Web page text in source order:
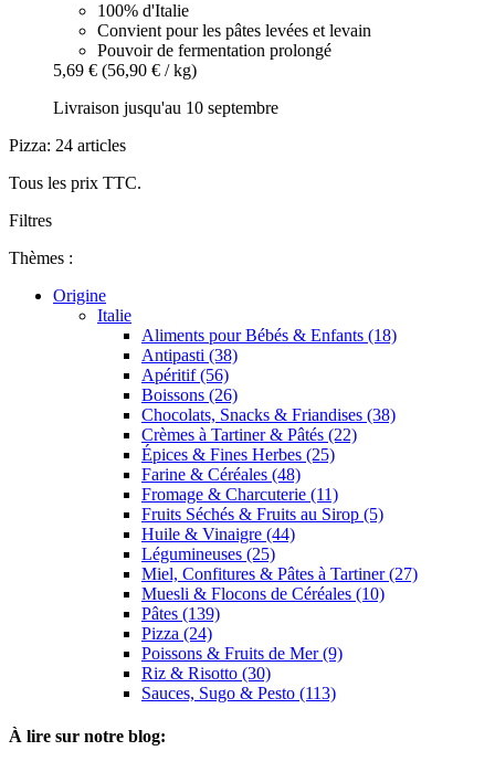
100% d'Italie
Convient pour les pâtes levées et levain
Pouvoir de fermentation prolongé
5,69 € (56,90 € / kg)
Livraison jusqu'au 10 septembre
Pizza: 24 articles
Tous les prix TTC.
Filtres
Thèmes :
Origine
Italie
Aliments pour Bébés & Enfants (18)
Antipasti (38)
Apéritif (56)
Boissons (26)
Chocolats, Snacks & Friandises (38)
Crèmes à Tartiner & Pâtés (22)
Épices & Fines Herbes (25)
Farine & Céréales (48)
Fromage & Charcuterie (11)
Fruits Séchés & Fruits au Sirop (5)
Huile & Vinaigre (44)
Légumineuses (25)
Miel, Confitures & Pâtes à Tartiner (27)
Muesli & Flocons de Céréales (10)
Pâtes (139)
Pizza (24)
Poissons & Fruits de Mer (9)
Riz & Risotto (30)
Sauces, Sugo & Pesto (113)
À lire sur notre blog: